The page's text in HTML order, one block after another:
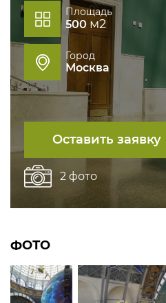
Площадь
500м2
Город
Москва
Оставить заявку
2 фото
ФОТО